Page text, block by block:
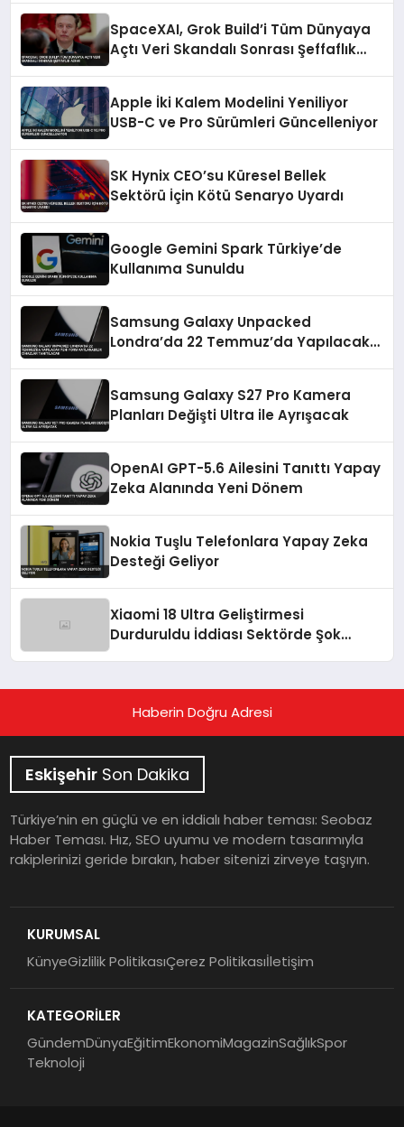
SpaceXAI, Grok Build’i Tüm Dünyaya
Açtı Veri Skandalı Sonrası Şeffaflık
Apple İki Kalem Modelini Yeniliyor
USB-C ve Pro Sürümleri Güncelleniyor
SK Hynix CEO’su Küresel Bellek
Sektörü İçin Kötü Senaryo Uyardı
Google Gemini Spark Türkiye’de
Kullanıma Sunuldu
Samsung Galaxy Unpacked
Londra’da 22 Temmuz’da Yapılacak
Samsung Galaxy S27 Pro Kamera
Planları Değişti Ultra ile Ayrışacak
OpenAI GPT-5.6 Ailesini Tanıttı Yapay
Zeka Alanında Yeni Dönem
Nokia Tuşlu Telefonlara Yapay Zeka
Desteği Geliyor
Xiaomi 18 Ultra Geliştirmesi
Durduruldu İddiası Sektörde Şok
Haberin Doğru Adresi
Eskişehir Son Dakika
Türkiye’nin en güçlü ve en iddialı haber teması: Seobaz
Haber Teması. Hız, SEO uyumu ve modern tasarımıyla
rakiplerinizi geride bırakın, haber sitenizi zirveye taşıyın.
KURUMSAL
KünyeGizlilik PolitikasıÇerez Politikasıİletişim
KATEGORİLER
GündemDünyaEğitimEkonomiMagazinSağlıkSpor
Teknoloji